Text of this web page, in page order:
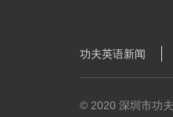
功夫英语新闻
© 2020 深圳市功